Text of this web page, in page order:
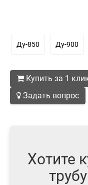
Ду-850 Ду-900
Купить за 1
Задать вопрос
Хотите